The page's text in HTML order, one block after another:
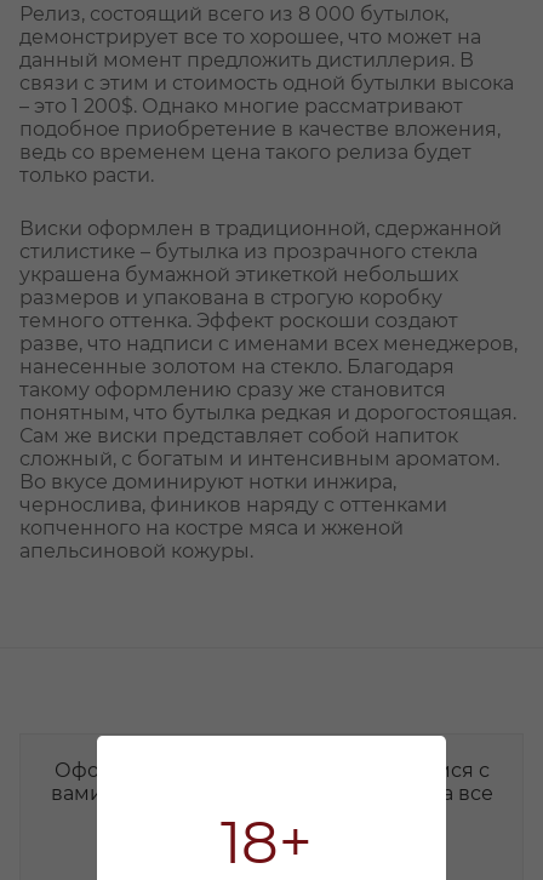
18+
Релиз, состоящий всего из 8 000 бутылок,
демонстрирует все то хорошее, что может на
данный момент предложить дистиллерия. В
связи с этим и стоимость одной бутылки высока
– это 1 200$. Однако многие рассматривают
подобное приобретение в качестве вложения,
ведь со временем цена такого релиза будет
только расти.
Виски оформлен в традиционной, сдержанной
стилистике – бутылка из прозрачного стекла
украшена бумажной этикеткой небольших
размеров и упакована в строгую коробку
темного оттенка. Эффект роскоши создают
разве, что надписи с именами всех менеджеров,
нанесенные золотом на стекло. Благодаря
такому оформлению сразу же становится
понятным, что бутылка редкая и дорогостоящая.
Сам же виски представляет собой напиток
сложный, с богатым и интенсивным ароматом.
Во вкусе доминируют нотки инжира,
чернослива, фиников наряду с оттенками
копченного на костре мяса и жженой
апельсиновой кожуры.
Оформите заявку на сайте, мы свяжемся с
вами в ближайшее время и ответим на все